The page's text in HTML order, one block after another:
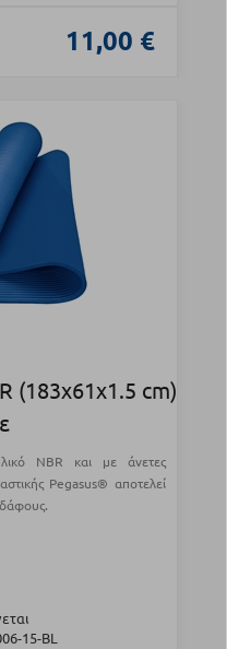
11,00 €
(183x61x1.5 cm)
NBR και με άνετες
Pegasus® αποτελεί
15-BL